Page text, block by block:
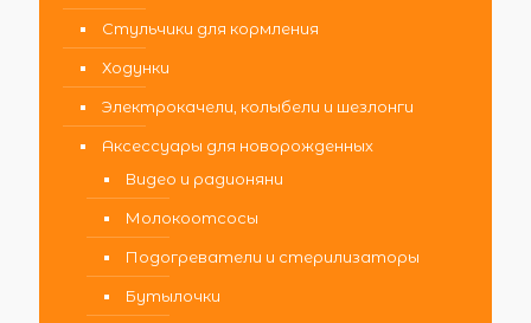
Стульчики для кормления
Ходунки
Электрокачели, колыбели и шезлонги
Аксессуары для новорожденных
Видео и радионяни
Молокоотсосы
Подогреватели и стерилизаторы
Бутылочки